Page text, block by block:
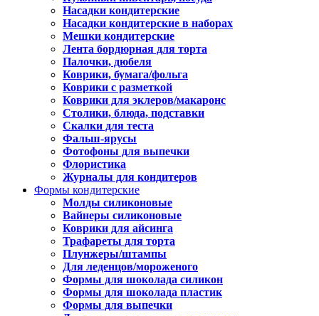
Насадки кондитерские
Насадки кондитерские в наборах
Мешки кондитерские
Лента бордюрная для торта
Палочки, дюбеля
Коврики, бумага/фольга
Коврики с разметкой
Коврики для эклеров/макаронс
Столики, блюда, подставки
Скалки для теста
Фальш-ярусы
Фотофоны для выпечки
Флористика
Журналы для кондитеров
Формы кондитерские
Молды силиконовые
Вайнеры силиконовые
Коврики для айсинга
Трафареты для торта
Плунжеры/штампы
Для леденцов/мороженого
Формы для шоколада силикон
Формы для шоколада пластик
Формы для выпечки